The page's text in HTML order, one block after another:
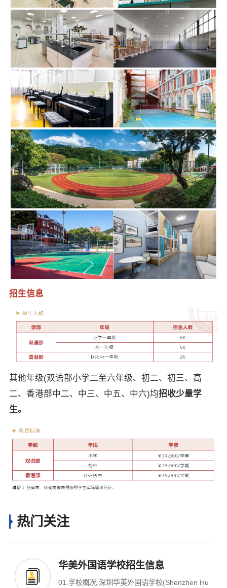
招生信息
其他年级(双语部小学二至六年级、初二、初三、高
二、香港部中二、中三、中五、中六)均招收少量学
生。
热门关注
华美外国语学校招生信息
01.学校概况 深圳华美外国语学校(Shenzhen Hu